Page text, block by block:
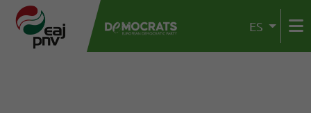
ES